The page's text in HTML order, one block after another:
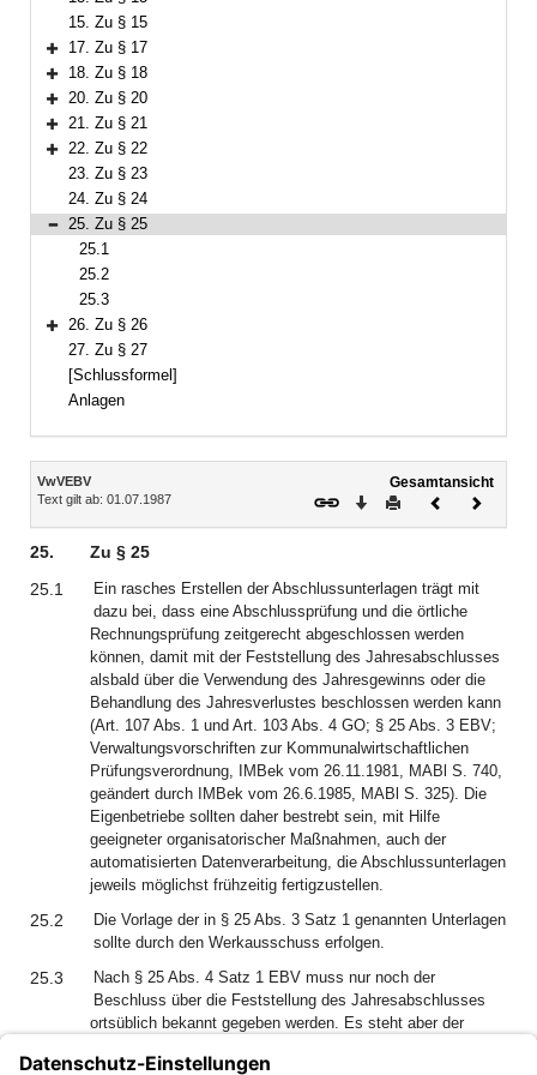
15. Zu § 15
Bereich erweitern
17. Zu § 17
Bereich erweitern
18. Zu § 18
Bereich erweitern
20. Zu § 20
Bereich erweitern
21. Zu § 21
Bereich erweitern
22. Zu § 22
23. Zu § 23
24. Zu § 24
Bereich reduzieren
25. Zu § 25
25.1
25.2
25.3
Bereich erweitern
26. Zu § 26
27. Zu § 27
[Schlussformel]
Anlagen
Inhalt
VwVEBV
Text gilt ab: 01.07.1987
Gesamtansicht
Download
DruckenVorheriges
25.
Zu § 25
25.1
Ein rasches Erstellen der Abschlussunterlagen trägt mit
dazu bei, dass eine Abschlussprüfung und die örtliche
Rechnungsprüfung zeitgerecht abgeschlossen werden
können, damit mit der Feststellung des Jahresabschlusses
alsbald über die Verwendung des Jahresgewinns oder die
Behandlung des Jahresverlustes beschlossen werden kann
(Art. 107 Abs. 1 und Art. 103 Abs. 4 GO; § 25 Abs. 3 EBV;
Verwaltungsvorschriften zur Kommunalwirtschaftlichen
Prüfungsverordnung, IMBek vom 26.11.1981, MABl S. 740,
geändert durch IMBek vom 26.6.1985, MABl S. 325). Die
Eigenbetriebe sollten daher bestrebt sein, mit Hilfe
geeigneter organisatorischer Maßnahmen, auch der
automatisierten Datenverarbeitung, die Abschlussunterlagen
jeweils möglichst frühzeitig fertigzustellen.
25.2
Die Vorlage der in § 25 Abs. 3 Satz 1 genannten Unterlagen
sollte durch den Werkausschuss erfolgen.
25.3
Nach § 25 Abs. 4 Satz 1 EBV muss nur noch der
Beschluss über die Feststellung des Jahresabschlusses
ortsüblich bekannt gegeben werden. Es steht aber der
Jahresabschluss selbst bekannt zu geben; die